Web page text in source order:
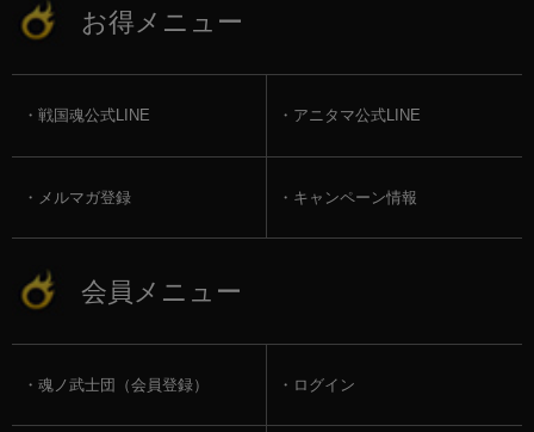
お得メニュー
戦国魂公式LINE アニタマ公式LINE
メルマガ登録 キャンペーン情報
会員メニュー
魂ノ武士団（会員登録） ログイン